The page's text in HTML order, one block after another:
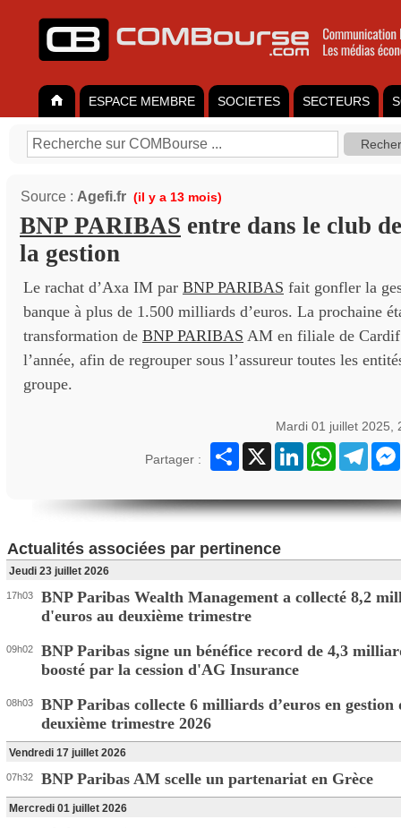
ESPACE MEMBRE SOCIETES SECTEURS
Source : Agefi.fr (il y a 13 mois)
BNP PARIBAS entre dans le club
la gestion
Le rachat d’Axa IM par BNP PARIBAS fait gonfler la
banque à plus de 1.500 milliards d’euros. La prochaine
transformation de BNP PARIBAS AM en filiale de
l’année, afin de regrouper sous l’assureur toutes les
groupe.
Mardi 01 juillet 2025,
Partager :
Partager
X LinkedInWhatsApp
Actualités associées par pertinence
Jeudi 23 juillet 2026
17h03
BNP Paribas Wealth Management a collecté 8,2
d'euros au deuxième trimestre
09h02
BNP Paribas signe un bénéfice record de 4,3
boosté par la cession d'AG Insurance
08h03
BNP Paribas collecte 6 milliards d’euros en gestion
deuxième trimestre 2026
Vendredi 17 juillet 2026
07h32 BNP Paribas AM scelle un partenariat en Grèce
Mercredi 01 juillet 2026